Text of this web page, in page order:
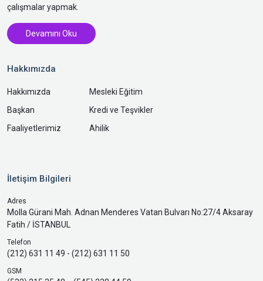
çalışmalar yapmak.
Devamını Oku
Hakkımızda
Hakkımızda
Başkan
Faaliyetlerimiz
Mesleki Eğitim
Kredi ve Teşvikler
Ahilik
İletişim Bilgileri
Adres
Molla Gürani Mah. Adnan Menderes Vatan Bulvarı No:27/4 Aksaray
Fatih / İSTANBUL
Telefon
(212) 631 11 49 - (212) 631 11 50
GSM